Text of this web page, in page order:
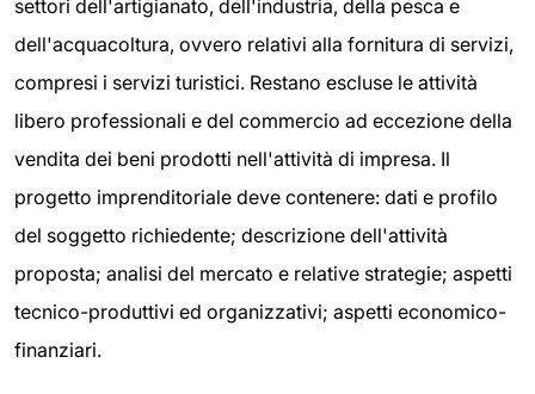
settori dell'artigianato, dell'industria, della pesca e
dell'acquacoltura, ovvero relativi alla fornitura di servizi,
compresi i servizi turistici. Restano escluse le attività
libero professionali e del commercio ad eccezione della
vendita dei beni prodotti nell'attività di impresa. Il
progetto imprenditoriale deve contenere: dati e profilo
del soggetto richiedente; descrizione dell'attività
proposta; analisi del mercato e relative strategie; aspetti
tecnico-produttivi ed organizzativi; aspetti economico-
finanziari.